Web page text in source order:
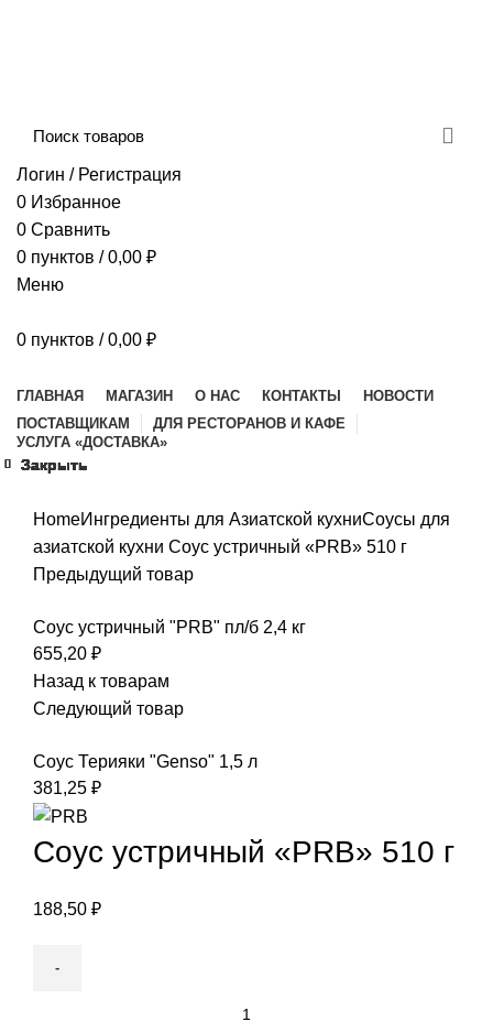
Логин / Регистрация
0 Избранное
0 Сравнить
0 пунктов / 0,00 ₽
Меню
0 пунктов / 0,00 ₽
ГЛАВНАЯ МАГАЗИН О НАС КОНТАКТЫ
НОВОСТИ
ПОСТАВЩИКАМ
ДЛЯ РЕСТОРАНОВ И КАФЕ
УСЛУГА «ДОСТАВКА»
HomeИнгредиенты для Азиатской кухниСоусы для
азиатской кухни Соус устричный «PRB» 510 г
Предыдущий товар
Соус устричный "PRB" пл/б 2,4 кг
655,20 ₽
Назад к товарам
Следующий товар
Соус Терияки "Genso" 1,5 л
381,25 ₽
Соус устричный «PRB» 510 г
188,50 ₽
Закрыть
Закрыть
Закрыть
Закрыть
Закрыть
Закрыть
Закрыть
Закрыть
Закрыть
Закрыть
Закрыть
Закрыть
Закрыть
Закрыть
Закрыть
Закрыть